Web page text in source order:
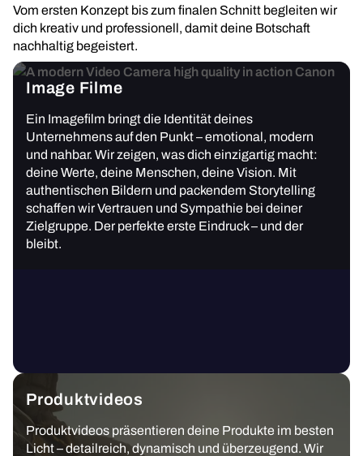
Vom ersten Konzept bis zum finalen Schnitt begleiten wir
dich kreativ und professionell, damit deine Botschaft
nachhaltig begeistert.
Image Filme
Ein Imagefilm bringt die Identität deines
Unternehmens auf den Punkt – emotional, modern
und nahbar. Wir zeigen, was dich einzigartig macht:
deine Werte, deine Menschen, deine Vision. Mit
authentischen Bildern und packendem Storytelling
schaffen wir Vertrauen und Sympathie bei deiner
Zielgruppe. Der perfekte erste Eindruck – und der
bleibt.
Produktvideos
Produktvideos präsentieren deine Produkte im besten
Licht – detailreich, dynamisch und überzeugend. Wir